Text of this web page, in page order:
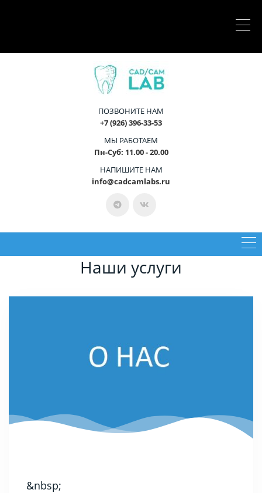
ПОЗВОНИТЕ НАМ
+7 (926) 396-33-53
МЫ РАБОТАЕМ
Пн-Суб: 11.00 - 20.00
НАПИШИТЕ НАМ
info@cadcamlabs.ru
Наши услуги
&nbsp;